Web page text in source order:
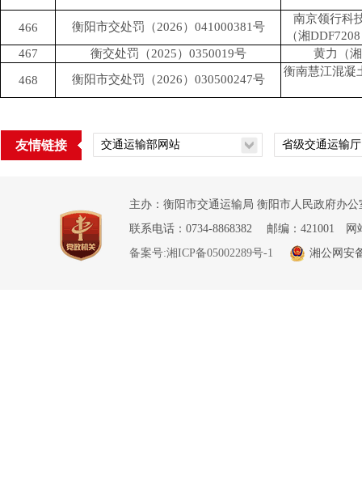
466 衡阳市交处罚（2026）041000381号
南京领行科
（湘
467
衡交处罚（2025）0350019号
黄力（
468
衡阳市交处罚（2026）030500247号
衡南慧江混凝
友情链接
主办：衡阳市交通运输局 衡阳市人民政府办
联系电话：0734-8868382 邮编：421001 网
备案号:湘ICP备05002289号-1
湘公网安